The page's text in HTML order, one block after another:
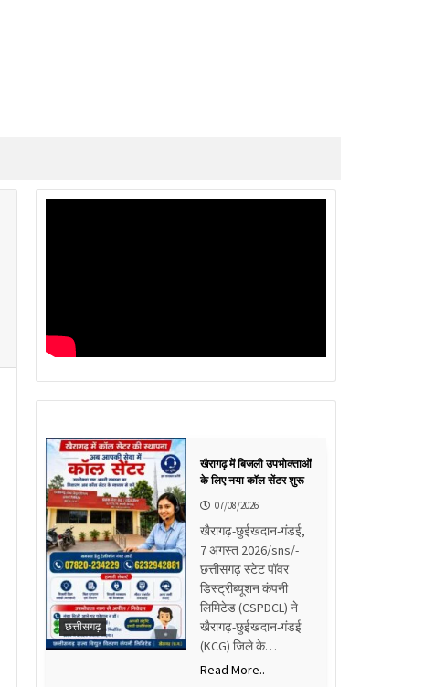
छत्तीसगढ़
खैरागढ़ में बिजली उपभोक्ताओं
के लिए नया कॉल सेंटर शुरू
07/08/2026
खैरागढ़-छुईखदान-गंडई,
7 अगस्त 2026/sns/-
छत्तीसगढ़ स्टेट पॉवर
डिस्ट्रीब्यूशन कंपनी
लिमिटेड (CSPDCL) ने
खैरागढ़-छुईखदान-गंडई
(KCG) जिले के…
Read More..